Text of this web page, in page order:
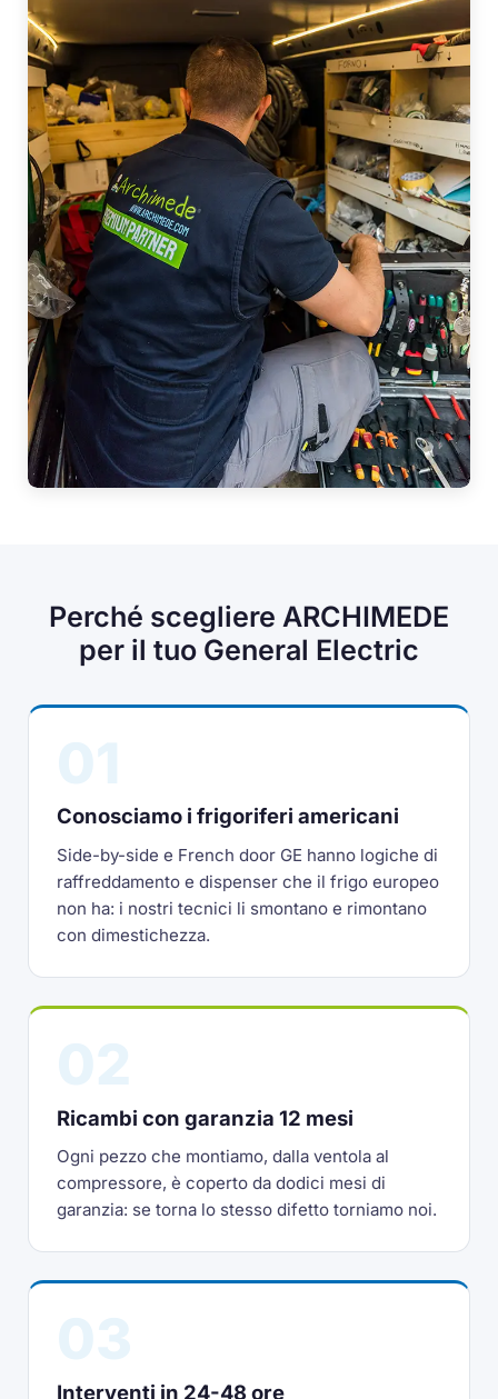
Perché scegliere ARCHIMEDE
per il tuo General Electric
Conosciamo i frigoriferi americani
Side-by-side e French door GE hanno logiche di
raffreddamento e dispenser che il frigo europeo
non ha: i nostri tecnici li smontano e rimontano
con dimestichezza.
Ricambi con garanzia 12 mesi
Ogni pezzo che montiamo, dalla ventola al
compressore, è coperto da dodici mesi di
garanzia: se torna lo stesso difetto torniamo noi.
Interventi in 24-48 ore